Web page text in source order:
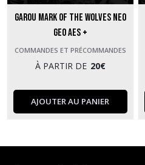
Garou Mark of the Wolves Neo
Geo AES +
COMMANDES ET PRÉCOMMANDES
À PARTIR DE 20€
AJOUTER AU PANIER